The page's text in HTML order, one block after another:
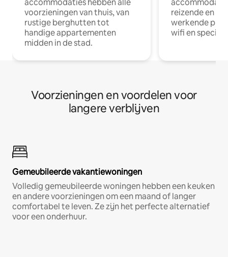
accommodaties hebben alle
voorzieningen van thuis, van
rustige berghutten tot
handige appartementen
midden in de stad.
reizende en
werkende
wifi en
Voorzieningen en voordelen voor
langere verblijven
Gemeubileerde vakantiewoningen
Volledig gemeubileerde woningen hebben een keuken
en andere voorzieningen om een maand of langer
comfortabel te leven. Ze zijn het perfecte alternatief
voor een onderhuur.